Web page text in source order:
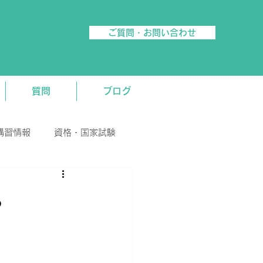
ご質問・お問い合わせ
質問 ブログ
習情報 資格・国家試験